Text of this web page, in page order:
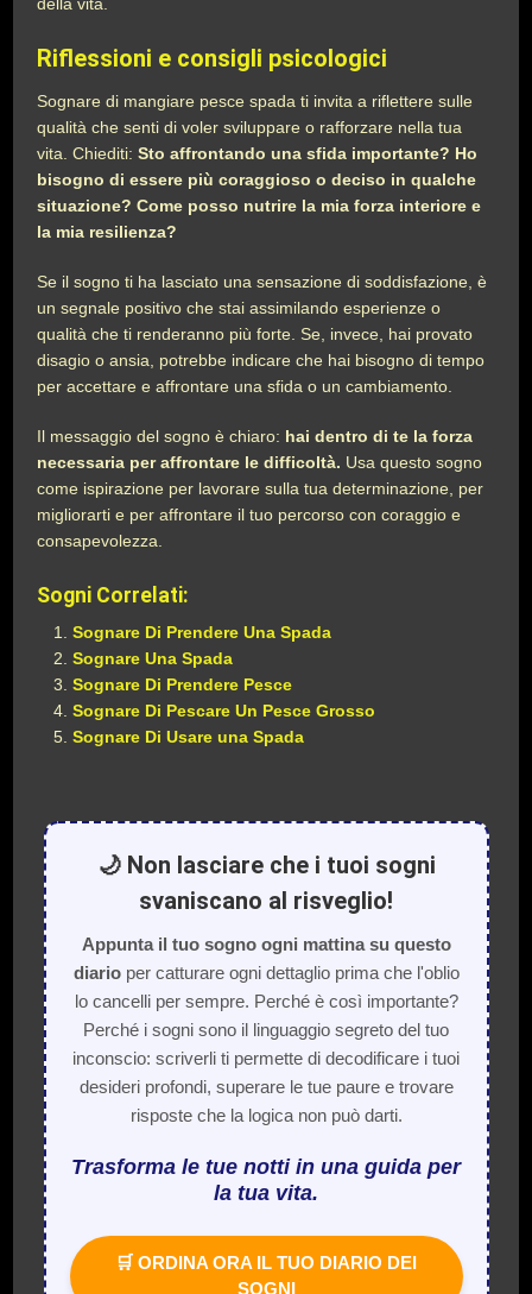
Riflessioni e consigli psicologici
Sognare di mangiare pesce spada ti invita a riflettere sulle
qualità che senti di voler sviluppare o rafforzare nella tua
vita. Chiediti:Sto affrontando una sfida importante? Ho
bisogno di essere più coraggioso o deciso in qualche
situazione? Come posso nutrire la mia forza interiore e
la mia resilienza?
Se il sogno ti ha lasciato una sensazione di soddisfazione, è
un segnale positivo che stai assimilando esperienze o
qualità che ti renderanno più forte. Se, invece, hai provato
disagio o ansia, potrebbe indicare che hai bisogno di tempo
per accettare e affrontare una sfida o un cambiamento.
Il messaggio del sogno è chiaro: hai dentro di te la forza
necessaria per affrontare le difficoltà. Usa questo sogno
come ispirazione per lavorare sulla tua determinazione, per
migliorarti e per affrontare il tuo percorso con coraggio e
consapevolezza.
Sogni Correlati:
Sognare Di Prendere Una Spada
Sognare Una Spada
Sognare Di Prendere Pesce
Sognare Di Pescare Un Pesce Grosso
Sognare Di Usare una Spada
🌙 Non lasciare che i tuoi sogni
svaniscano al risveglio!
Appunta il tuo sogno ogni mattina su questo
diarioper catturare ogni dettaglio prima che l'oblio
lo cancelli per sempre. Perché è così importante?
Perché i sogni sono il linguaggio segreto del tuo
inconscio: scriverli ti permette di decodificare i tuoi
desideri profondi, superare le tue paure e trovare
risposte che la logica non può darti.
Trasforma le tue notti in una guida per
la tua vita.
🛒 ORDINA ORA IL TUO DIARIO DEI
SOGNI